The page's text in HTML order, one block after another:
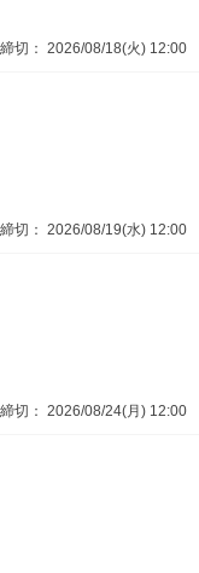
切： 2026/08/18(火) 12:00
切： 2026/08/19(水) 12:00
切： 2026/08/24(月) 12:00